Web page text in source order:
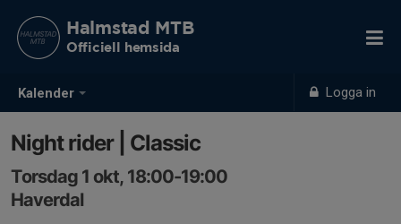
Kalender Logga in
Halmstad MTB
Officiell hemsida
Night rider | Classic
Torsdag 1 okt, 18:00-19:00
Haverdal